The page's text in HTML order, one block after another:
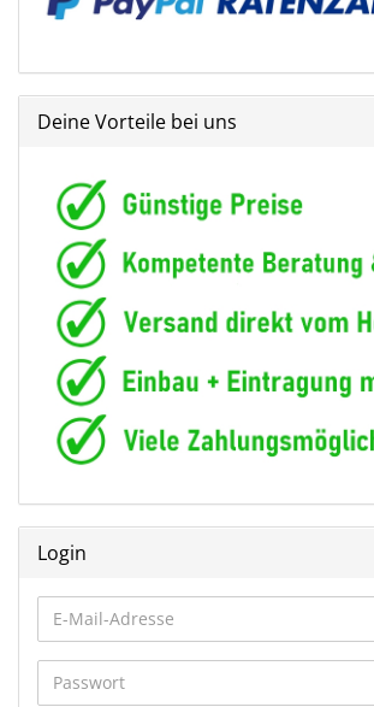
Deine Vorteile bei uns
Login
E-
Mail-
Adresse
Passwort